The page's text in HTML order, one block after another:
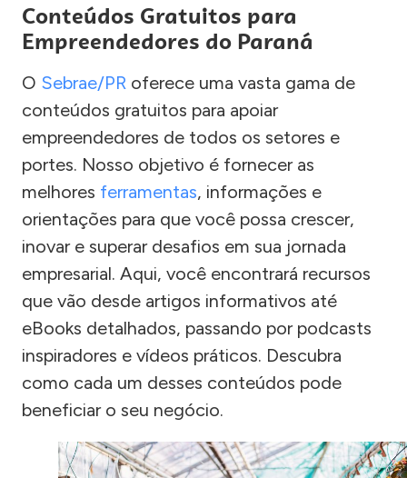
Conteúdos Gratuitos para
Empreendedores do Paraná
O Sebrae/PR oferece uma vasta gama de
conteúdos gratuitos para apoiar
empreendedores de todos os setores e
portes. Nosso objetivo é fornecer as
melhores ferramentas, informações e
orientações para que você possa crescer,
inovar e superar desafios em sua jornada
empresarial. Aqui, você encontrará recursos
que vão desde artigos informativos até
eBooks detalhados, passando por podcasts
inspiradores e vídeos práticos. Descubra
como cada um desses conteúdos pode
beneficiar o seu negócio.